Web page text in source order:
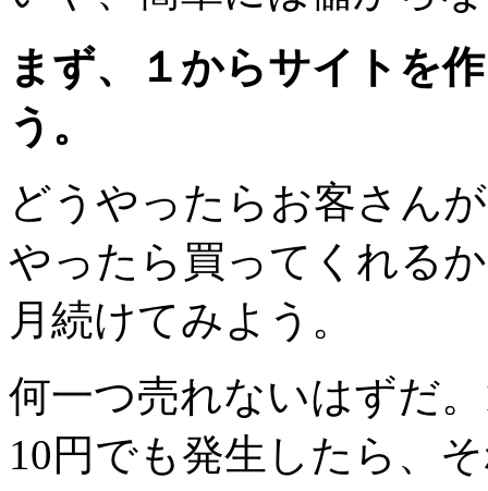
まず、１からサイトを
う。
どうやったらお客さん
やったら買ってくれる
月続けてみよう。
何一つ売れないはずだ
10円でも発生したら、